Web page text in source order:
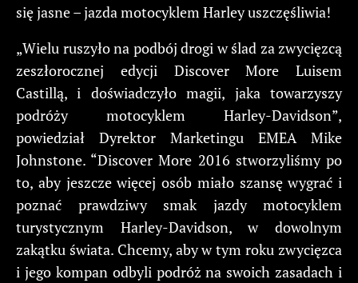
się jasne – jazda motocyklem Harley uszczęśliwia!
„Wielu ruszyło na podbój drogi w ślad za zwycięzcą
zeszłorocznej edycji Discover More Luisem
Castillą, i doświadczyło magii, jaka towarzyszy
podróży motocyklem Harley-Davidson”,
powiedział Dyrektor Marketingu EMEA Mike
Johnstone. “Discover More 2016 stworzyliśmy po
to, aby jeszcze więcej osób miało szansę wygrać i
poznać prawdziwy smak jazdy motocyklem
turystycznym Harley-Davidson, w dowolnym
zakątku świata. Chcemy, aby w tym roku zwycięzca
i jego kompan odbyli podróż na swoich zasadach i